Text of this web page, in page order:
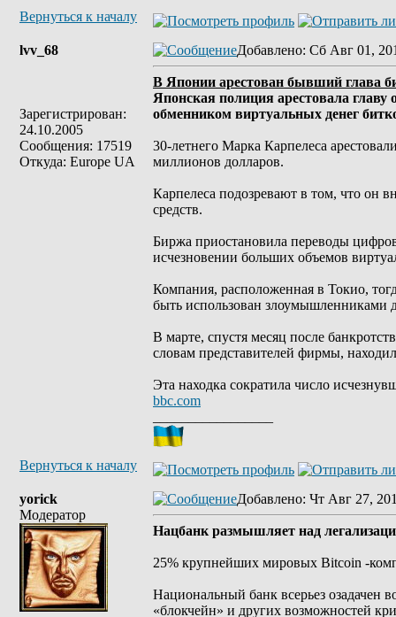
Вернуться к началу
lvv_68
Зарегистрирован:
24.10.2005
Сообщения: 17519
Откуда: Europe UA
Добавлено: Сб Авг 01,
В Японии арестован бывший глава
Японская полиция арестовала
обменником виртуальных денег
30-летнего Марка Карпелеса
миллионов долларов.
Карпелеса подозревают в том, что он
средств.
Биржа приостановила переводы
исчезновении больших объемов
Компания, расположенная в Токио,
быть использован злоумышленниками
В марте, спустя месяц после
словам представителей фирмы,
Эта находка сократила число
bbc.com
Вернуться к началу
yorick
Модератор
Добавлено: Чт Авг 27,
Нацбанк размышляет над
25% крупнейших мировых Bitcoin -
Национальный банк всерьез озадачен
«блокчейн» и других возможностей